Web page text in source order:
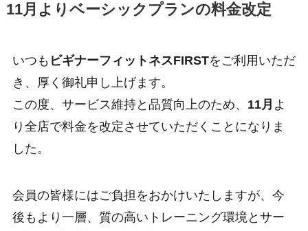
11月より ベーシックプランの料金改定
いつも ビギナーフィットネスFIRSTをご利用いただ
き、厚く御礼申し上げます。
この度、サービス維持と品質向上のため、 11月 よ
り全店で料金を改定させていただくことになりま
した。
会員の皆様にはご負担をおかけいたしますが、今
後もより一層、質の高いトレーニング環境とサー